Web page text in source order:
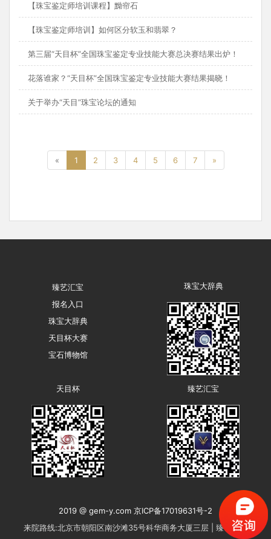
【珠宝鉴定师培训课程】黝帘石
【珠宝鉴定师培训】如何区分软玉和翡翠？
第三届“天目杯”全国珠宝鉴定专业技能大赛总决赛结果出炉！
花落谁家？“天目杯”全国珠宝鉴定专业技能大赛结果揭晓！
关于举办“天目”珠宝论坛的通知
« 1 2 3 4 5 6 7 »
臻艺汇宝
报名入口
珠宝大辞典
天目杯大赛
宝石博物馆
珠宝大辞典
天目杯 臻艺汇宝
2019 @ gem-y.com 京ICP备17019631号-2
来院路线:北京市朝阳区南沙滩35号科华商务大厦三层 | 臻艺汇宝